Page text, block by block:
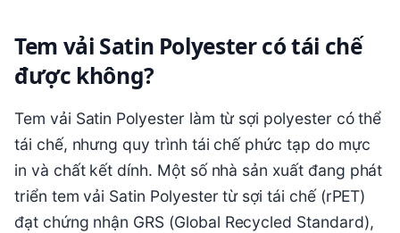
Tem vải Satin Polyester có tái chế
được không?
Tem vải Satin Polyester làm từ sợi polyester có thể
tái chế, nhưng quy trình tái chế phức tạp do mực
in và chất kết dính. Một số nhà sản xuất đang phát
triển tem vải Satin Polyester từ sợi tái chế (rPET)
đạt chứng nhận GRS (Global Recycled Standard),